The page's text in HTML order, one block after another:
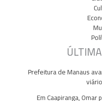
Prefeitura de Manaus
Em Caapiranga,